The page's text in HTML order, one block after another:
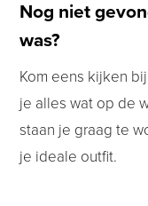
Nog niet
was?
Kom eens kijken
je alles wat op de
staan je graag te
je ideale outfit.